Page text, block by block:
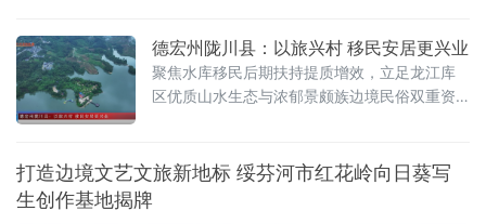
推动移民产业园建设，全州移民工作实现从“搬
得出、稳得住”向“能就
德宏州陇川县：以旅兴村 移民安居更兴业
聚焦水库移民后期扶持提质增效，立足龙江库
区优质山水生态与浓郁景颇族边境民俗双重资
范项目。当地跳出传统单一资金补助的帮扶模
打造边境文艺文旅新地标 绥芬河市红花岭向日葵写
生创作基地揭牌